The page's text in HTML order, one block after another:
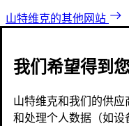
山特维克的其他网站
我们希望得到
山特维克和我们的供应
和处理个人数据（如设